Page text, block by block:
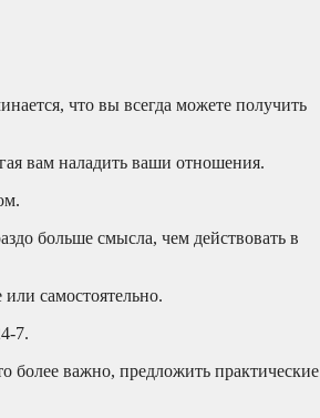
что вы всегда можете получить
вам наладить ваши отношения.
больше смысла, чем действовать в
самостоятельно.
7.
более важно, предложить практические